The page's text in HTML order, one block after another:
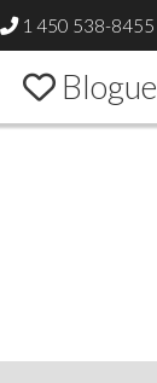
1 450 538-8455
Blogue